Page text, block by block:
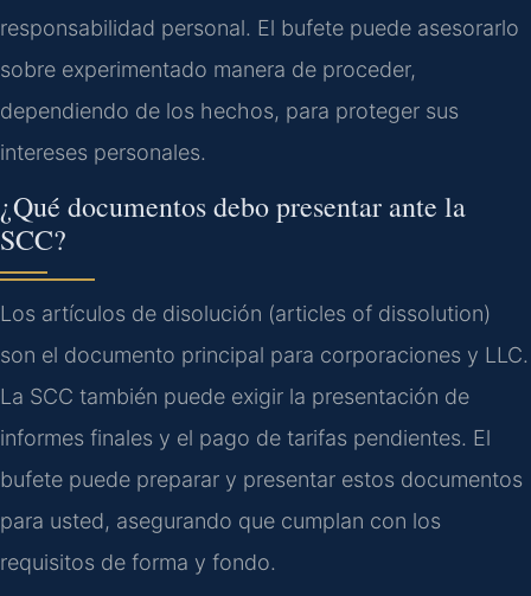
responsabilidad personal. El bufete puede asesorarlo
sobre experimentado manera de proceder,
dependiendo de los hechos, para proteger sus
intereses personales.
¿Qué documentos debo presentar ante la
SCC?
Los artículos de disolución (articles of dissolution)
son el documento principal para corporaciones y LLC.
La SCC también puede exigir la presentación de
informes finales y el pago de tarifas pendientes. El
bufete puede preparar y presentar estos documentos
para usted, asegurando que cumplan con los
requisitos de forma y fondo.